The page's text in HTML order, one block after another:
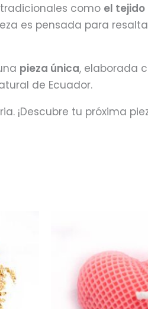
como el
es pensada para
pieza única, elaborada
de Ecuador.
¡Descubre tu próxima